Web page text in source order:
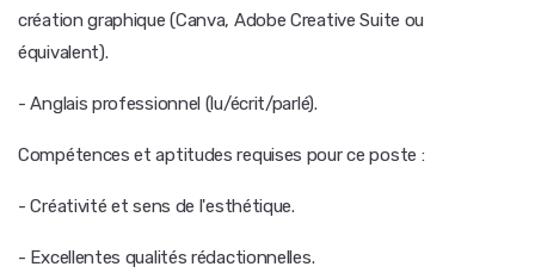
création graphique (Canva, Adobe Creative Suite ou
équivalent).
- Anglais professionnel (lu/écrit/parlé).
Compétences et aptitudes requises pour ce poste :
- Créativité et sens de l'esthétique.
- Excellentes qualités rédactionnelles.